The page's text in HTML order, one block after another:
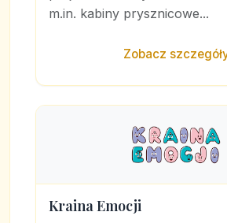
m.in. kabiny prysznicowe...
Zobacz
Kraina Emocji